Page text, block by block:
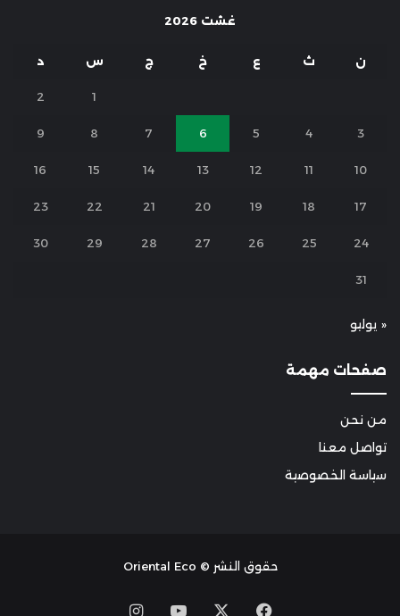
غشت 2026
ن ث ع خ ج س د
1
2
3
4
5
6
7
8
9
10
11
12
13
14
15
16
17
18
19
20
21
22
23
24
25
26
27
28
29
30
31
« يوليو
صفحات مهمة
من نحن
تواصل معنا
سياسة الخصوصية
حقوق النشر © Oriental Eco
Facebook
YouTube
Instagram